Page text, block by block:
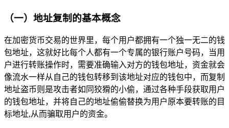
（一）地址复制的基本概念
在加密货币交易的世界里，每个用户都拥有一个独一无二的钱
包地址，这就好比每个人都有一个专属的银行账户号码，当用
户进行转账操作时，需要准确输入对方的钱包地址，资金就会
像流水一样从自己的钱包转移到该地址对应的钱包中，而复制
地址盗币则是攻击者如同狡猾的小偷，通过各种手段获取用户
的钱包地址，并将自己的地址偷偷替换为用户原本要转账的目
标地址,从而骗取用户的资金。